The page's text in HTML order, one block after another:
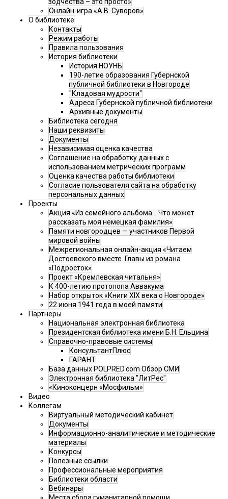
зодчества – это просто»
Онлайн-игра «А.В. Суворов»
О библиотеке
Контакты
Режим работы
Правила пользования
История библиотеки
История НОУНБ
190-летие образования Губернской
публичной библиотеки в Новгороде
"Кладовая мудрости"
Адреса Губернской публичной библиотеки
Архивные документы
Библиотека сегодня
Наши реквизиты
Документы
Независимая оценка качества
Соглашение на обработку данных с
использованием метрических программ
Оценка качества работы библиотеки
Согласие пользователя сайта на обработку
персональных данных
Проекты
Акция «Из семейного альбома... Что может
рассказать моя немецкая фамилия»
Памяти новгородцев — участников Первой
мировой войны
Межрегиональная онлайн-акция «Читаем
Достоевского вместе. Главы из романа
«Подросток»
Проект «Кремлевская читальня»
К 400-летию протопопа Аввакума
Набор открыток «Книги XIX века о Новгороде»
22 июня 1941 года в моей памяти
Партнеры
Национальная электронная библиотека
Президентская библиотека имени Б.Н. Ельцина
Справочно-правовые системы
КонсультантПлюс
ГАРАНТ
База данных POLPRED.com Обзор СМИ
Электронная библиотека "ЛитРес"
«Киноконцерн «Мосфильм»
Видео
Коллегам
Виртуальный методический кабинет
Документы
Информационно-аналитические и методические
материалы
Конкурсы
Полезные ссылки
Профессиональные мероприятия
Библиотеки области
Вебинары